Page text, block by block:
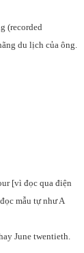
(recorded
du lịch của ông.
[vì đọc qua điện
mẫu tự như A
June twentieth.